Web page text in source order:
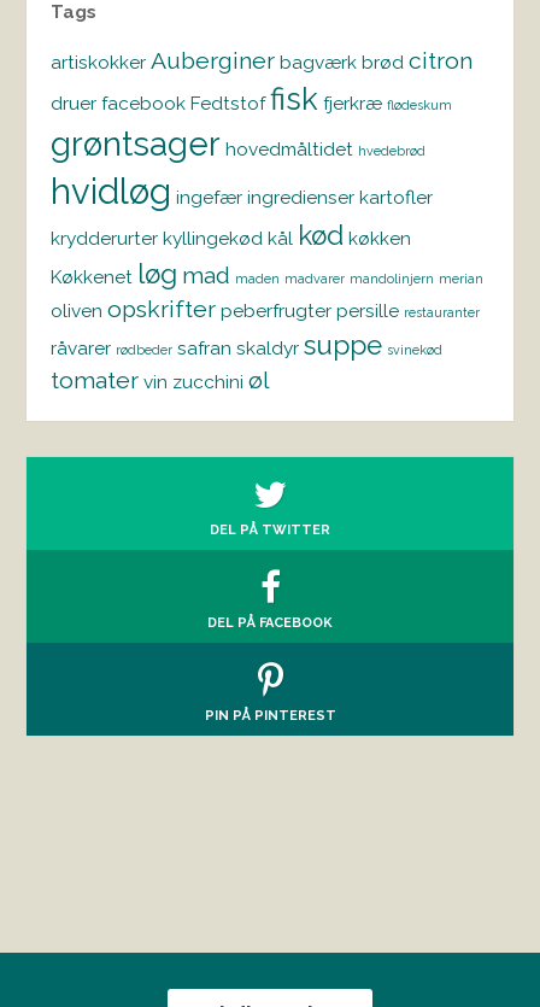
Tags
artiskokker Auberginer bagværk brød citron
druer facebook Fedtstof fisk fjerkræ flødeskum
grøntsager hovedmåltidet hvedebrød
hvidløg ingefær ingredienser kartofler
krydderurter kyllingekød kål kød køkken
Køkkenet løg mad maden madvarer mandolinjern merian
oliven opskrifter peberfrugter persille restauranter
råvarer rødbeder safran skaldyr suppe svinekød
tomater vin zucchini øl
DEL PÅ TWITTER
DEL PÅ FACEBOOK
PIN PÅ PINTEREST